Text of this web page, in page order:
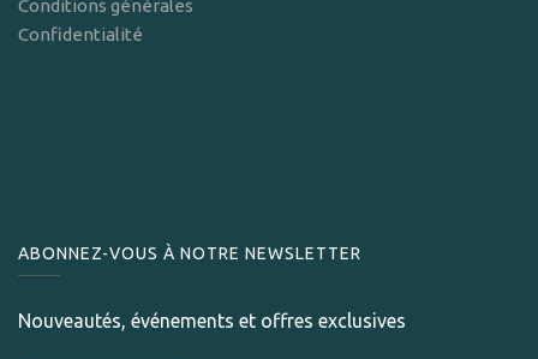
Conditions générales
Confidentialité
ABONNEZ-VOUS À NOTRE NEWSLETTER
Nouveautés, événements et offres exclusives